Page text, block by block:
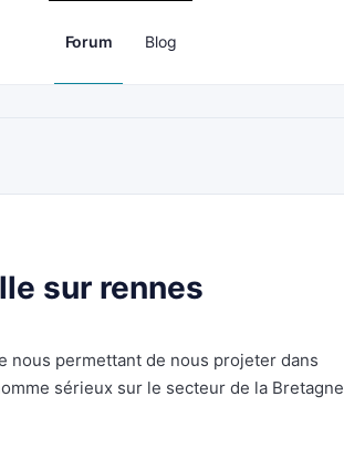
Forum Blog
sur rennes
nous permettant de nous projeter dans
sérieux sur le secteur de la Bretagne